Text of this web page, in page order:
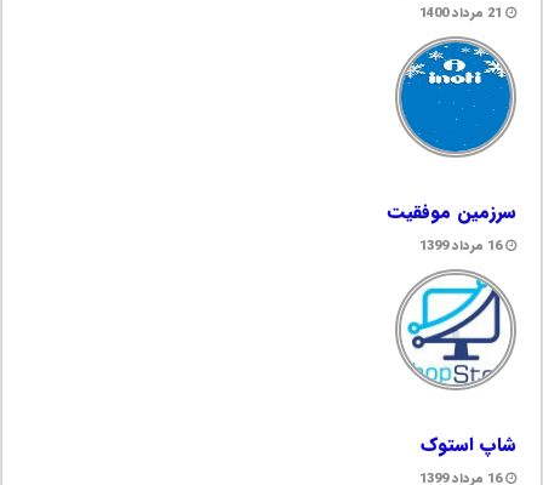
21 مرداد 1400
سرزمین موفقیت
16 مرداد 1399
شاپ استوک
16 مرداد 1399